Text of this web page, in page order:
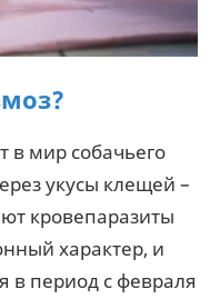
в мир собачьего
укусы клещей –
кровепаразиты
характер, и
в период с февраля